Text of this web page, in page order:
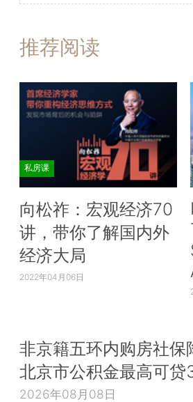
推荐阅读
私房课
向松祚：宏观经济70
讲，带你了解国内外
经济大局
2022年04月06日
非京籍五环内购房社保
北京市公积金最高可
2026年08月08日